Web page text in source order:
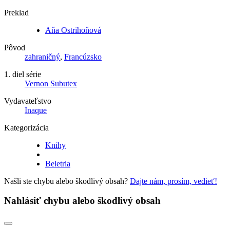
Preklad
Aňa Ostrihoňová
Pôvod
zahraničný, Francúzsko
1. diel série
Vernon Subutex
Vydavateľstvo
Inaque
Kategorizácia
Knihy
Beletria
Našli ste chybu alebo škodlivý obsah? Dajte nám, prosím, vedieť!
Nahlásiť chybu alebo škodlivý obsah